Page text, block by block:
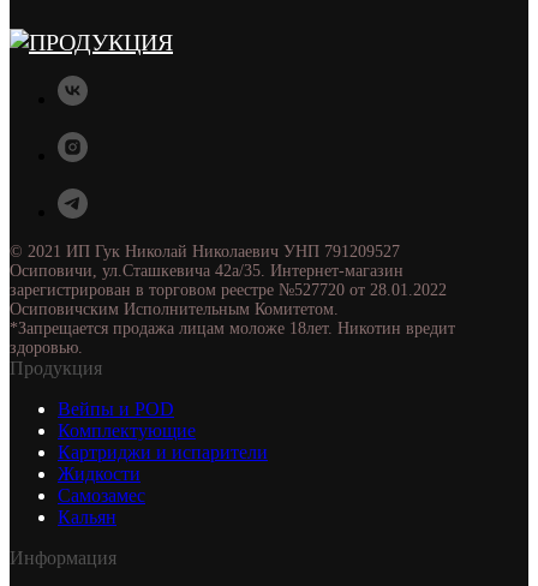
© 2021 ИП Гук Николай Николаевич УНП 791209527
Осиповичи, ул.Сташкевича 42а/35. Интернет-магазин
зарегистрирован в торговом реестре №527720 от 28.01.2022
Осиповичским Исполнительным Комитетом.
*Запрещается продажа лицам моложе 18лет. Никотин вредит
здоровью.
Продукция
Вейпы и POD
Комплектующие
Картриджи и испарители
Жидкости
Самозамес
Кальян
Информация